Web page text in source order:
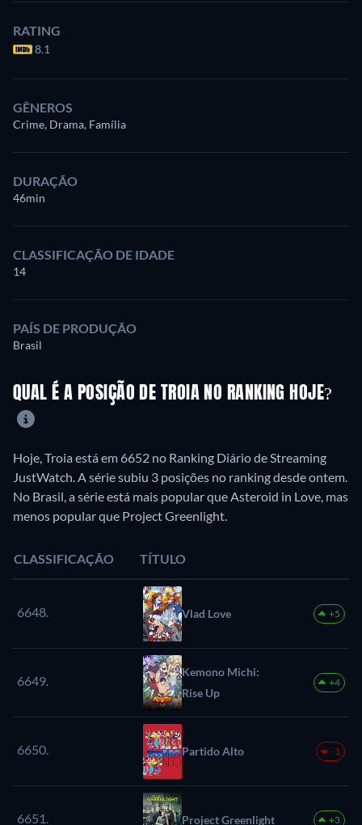
RATING
8.1
GÊNEROS
Crime, Drama, Família
DURAÇÃO
46min
CLASSIFICAÇÃO DE IDADE
14
PAÍS DE PRODUÇÃO
Brasil
QUAL É A POSIÇÃO DE TROIA NO RANKING HOJE?
Hoje, Troia está em 6652 no Ranking Diário de Streaming
JustWatch. A série subiu 3 posições no ranking desde ontem.
No Brasil, a série está mais popular que Asteroid in Love, mas
menos popular que Project Greenlight.
CLASSIFICAÇÃO TÍTULO
6648. Vlad Love +5
6649.
Kemono Michi:
Rise Up
+4
6650. Partido Alto -1
6651. Project Greenlight +3